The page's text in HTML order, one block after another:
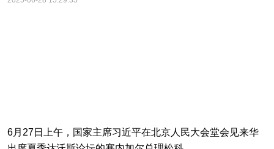
6月27日上午，国家主席习近平在北京人民大会堂会见来华